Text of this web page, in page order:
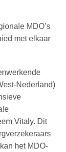
MDO’s
met elkaar
Nederland)
Vitaly. Dit
het MDO-